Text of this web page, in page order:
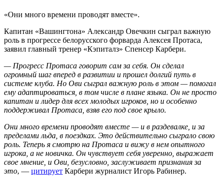
«Они много времени проводят вместе».
Капитан «Вашингтона» Александр Овечкин сыграл важную
роль в прогрессе белорусского форварда Алексея Протаса,
заявил главный тренер «Кэпиталз» Спенсер Карбери.
— Прогресс Протаса говорит сам за себя. Он сделал
огромный шаг вперед в развитии и прошел долгий путь в
системе клуба. Но Ови сыграл важную роль в этом — помогал
ему адаптироваться, в том числе в плане языка. Он не просто
капитан и лидер для всех молодых игроков, но и особенно
поддерживал Протаса, взяв его под свое крыло.
Они много времени проводят вместе — и в раздевалке, и за
пределами льда, в поездках. Это действительно сыграло свою
роль. Теперь я смотрю на Протаса и вижу в нем опытного
игрока, а не новичка. Он чувствует себя уверенно, выражает
свое мнение, и Ови, безусловно, заслуживает признания за
это, — цитирует Карбери журналист Игорь Рабинер.